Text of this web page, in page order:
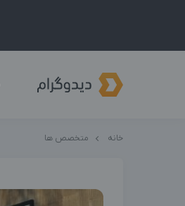
خانه متخصص ها